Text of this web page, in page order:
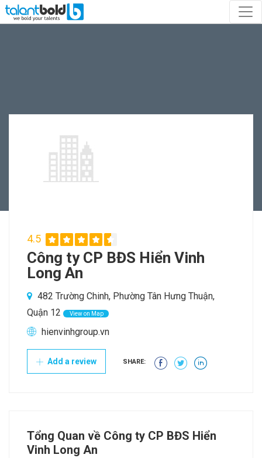
4.5
Công ty CP BĐS Hiển Vinh
Long An
482 Trường Chinh, Phường Tân Hưng Thuận,
Quận 12
View on Map
hienvinhgroup.vn
Add a review SHARE:
Tổng Quan về Công ty CP BĐS Hiển
Vinh Long An